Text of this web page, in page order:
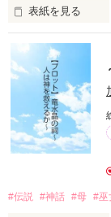
表紙を見る
「パブロフの犬
す。
全４問です。
最後の問いが、最
※問２以降は、
特に動物好きの
#伝説 #神話 #母 #巫